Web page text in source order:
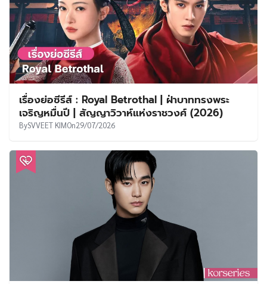
เรื่องย่อซีรีส์ : Royal Betrothal | ฝ่าบาททรงพระ
เจริญหมื่นปี | สัญญาวิวาห์แห่งราชวงศ์ (2026)
BySVVEET KIMOn29/07/2026